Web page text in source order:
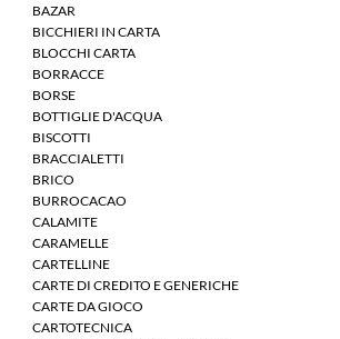
BAZAR
BICCHIERI IN CARTA
BLOCCHI CARTA
BORRACCE
BORSE
BOTTIGLIE D'ACQUA
BISCOTTI
BRACCIALETTI
BRICO
BURROCACAO
CALAMITE
CARAMELLE
CARTELLINE
CARTE DI CREDITO E GENERICHE
CARTE DA GIOCO
CARTOTECNICA